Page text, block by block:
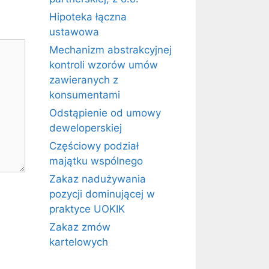
Hipoteka łączna
ustawowa
Mechanizm abstrakcyjnej
kontroli wzorów umów
zawieranych z
konsumentami
Odstąpienie od umowy
deweloperskiej
Częściowy podział
majątku wspólnego
Zakaz nadużywania
pozycji dominującej w
praktyce UOKIK
Zakaz zmów
kartelowych